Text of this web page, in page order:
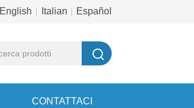
English Italian Español
CONTATTACI